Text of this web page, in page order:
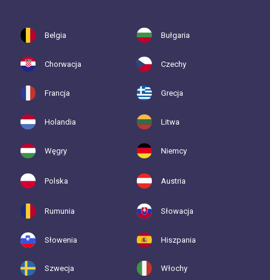
Belgia Bułgaria
Chorwacja Czechy
Francja Grecja
Holandia Litwa
Węgry Niemcy
Polska Austria
Rumunia Słowacja
Słowenia Hiszpania
Szwecja Włochy